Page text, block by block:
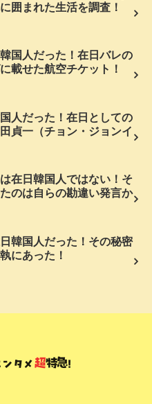
囲まれた生活を調査！
国人だった！在日バレの
載せた航空チケット！
人だった！在日としての
貞一（チョン・ジョンイ
在日韓国人ではない！そ
のは自らの勘違い発言か
韓国人だった！その秘密
にあった！